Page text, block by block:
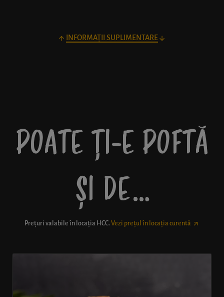
INFORMAȚII SUPLIMENTARE
POATE ȚI-E POFTĂ
ȘI DE…
Prețuri valabile în locația HCC. Vezi prețul în locația curentă